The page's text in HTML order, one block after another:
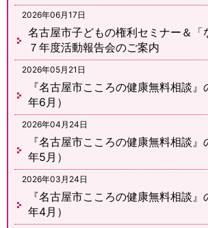
2026年06月17日
名古屋市子どもの権利セミナー＆「
７年度活動報告会のご案内
2026年05月21日
『名古屋市こころの健康無料相談
年6月）
2026年04月24日
『名古屋市こころの健康無料相談
年5月）
2026年03月24日
『名古屋市こころの健康無料相談
年4月）